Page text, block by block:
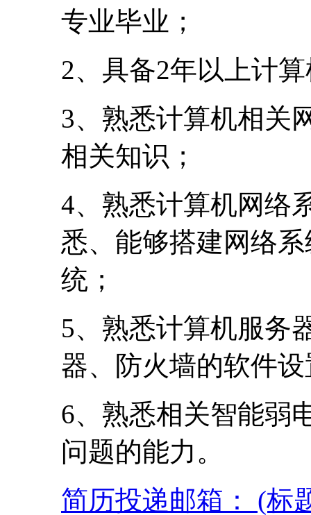
专业毕业；
2、具备2年以上计
3、熟悉计算机相关
相关知识；
4、熟悉计算机网络
悉、能够搭建网络
统；
5、熟悉计算机服务
器、防火墙的软件
6、熟悉相关智能弱
问题的能力。
简历投递邮箱： (标